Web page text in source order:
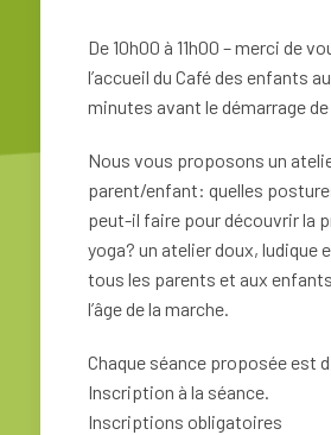
De 10h00 à 11h00 – merci de
l’accueil du Café des enfants
minutes avant le démarrage de
Nous vous proposons un
parent/enfant: quelles
peut-il faire pour découvrir la
yoga? un atelier doux, ludique
tous les parents et aux
l’âge de la marche.
Chaque séance proposée est
Inscription à la séance.
Inscriptions obligatoires